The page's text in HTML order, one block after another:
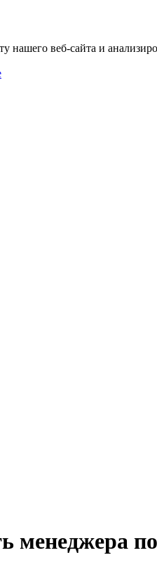
веб-сайта и
менеджера